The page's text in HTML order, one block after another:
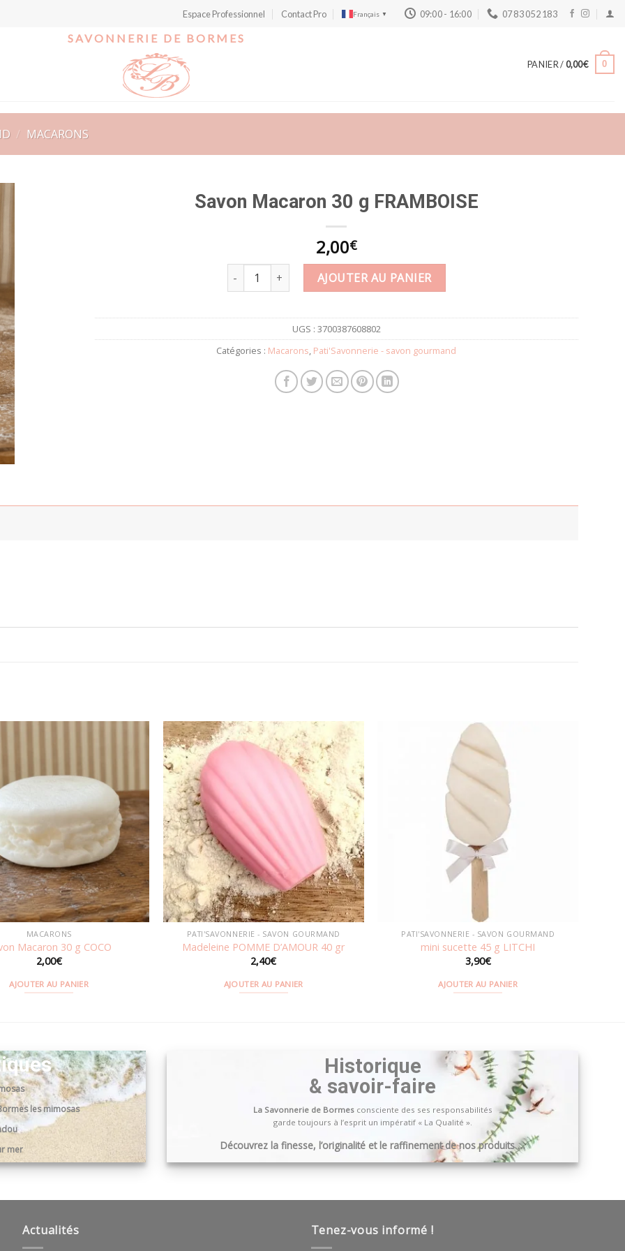
Espace Professionnel Contact Pro Français ▼ 09:00 - 16:00 07 83 052 183
SAVONNERIE DE BORMES
PANIER /0,00€ 0
/ MACARONS
Savon Macaron 30 g FRAMBOISE
2,00€
quantité de Savon Macaron 30 g FRAMBOISE
AJOUTER AU PANIER
UGS : 3700387608802
Catégories : Macarons, Pati'Savonnerie - savon gourmand
à la
wishlist
MACARONS
Macaron 30 g COCO
2,00€
AJOUTER AU PANIER
Ajouter
wishlist
PATI'SAVONNERIE - SAVON GOURMAND
Madeleine POMME D’AMOUR 40 gr
2,40€
AJOUTER AU PANIER
PATI'SAVONNERIE - SAVON GOURMAND
mini sucette 45 g LITCHI
3,90€
AJOUTER AU PANIER
les mimosas
mer
Historique
& savoir-faire
La Savonnerie de Bormesconsciente des ses responsabilités
garde toujours à l’esprit un impératif « La Qualité ».
Découvrez la finesse, l’originalité et le raffinement de nos produits …
Actualités Tenez-vous informé !